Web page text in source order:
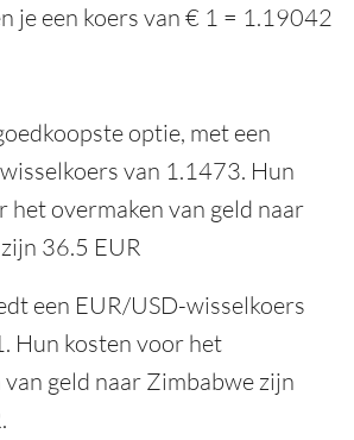
je een koers van € 1 = 1.19042
optie, met een
van 1.1473. Hun
het overmaken van geld naar
36.5 EUR
een EUR/USD-wisselkoers
Hun kosten voor het
geld naar Zimbabwe zijn